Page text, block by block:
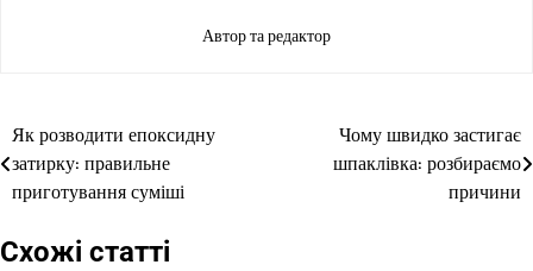
Автор та редактор
Навігація
записів
Як розводити епоксидну
затирку: правильне
приготування суміші
Чому швидко застигає
шпаклівка: розбираємо
причини
Схожі статті